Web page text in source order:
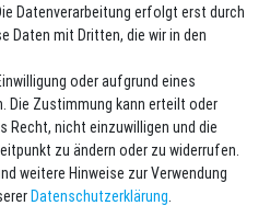
Plus 10 EUR Gutschein für
ab 75 EUR Warenwert!
Daten­schutz­erklärunggelesen habe. Meine
Datenverarbeitung erfolgt erst durch
Daten mit Dritten, die wir in den
oder aufgrund eines
Zustimmung kann erteilt oder
Recht, nicht einzuwilligen und die
zu ändern oder zu widerrufen.
weitere Hinweise zur Verwendung
Daten­schutz­erklärung.